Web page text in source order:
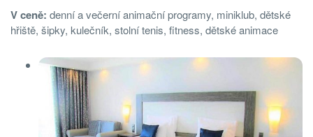
V ceně: denní a večerní animační programy, miniklub, dětské
hřiště, šipky, kulečník, stolní tenis, ﬁtness, dětské animace